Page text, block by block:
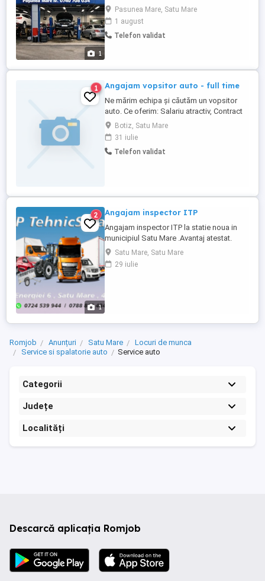
1
lucru curat si placut cerem si oferim
seriozitate
Pasunea Mare, Satu Mare
1 august
Telefon validat
1 Angajam vopsitor auto - full time
Ne mărim echipa și căutăm un vopsitor
auto. Ce oferim: Salariu atractiv, Contract
de muncă pe perioadă nedeterminată; Loc
de muncă stabil; Atelier modern,
echipamente profesionale și materiale de
calitate; Colectiv serios și respect
Botiz, Satu Mare
31 iulie
Telefon validat
1
2 Angajam inspector ITP
Angajam inspector ITP la statie noua in
municipiul Satu Mare .Avantaj atestat.
Satu Mare, Satu Mare
29 iulie
Romjob Anunțuri Satu Mare
Locuri de munca
Service si spalatorie auto
Service auto
Categorii
Județe
Localități
Descarcă aplicația Romjob